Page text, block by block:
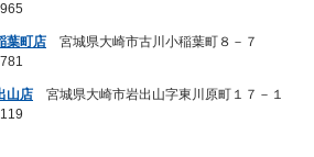
葉町店 宮城県大崎市古川小稲葉町８－７
山店 宮城県大崎市岩出山字東川原町１７－１